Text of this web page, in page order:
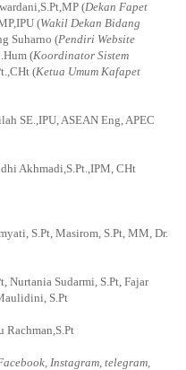
(Dekan Fapet
(Wakil Dekan Bidang
Suharno (Pendiri Website
(Koordinator Sistem
(Ketua Umum Kafapet
SE.,IPU, ASEAN Eng, APEC
Akhmadi,S.Pt.,IPM, CHt
S.Pt, Masirom, S.Pt, MM, Dr.
Nurtania Sudarmi, S.Pt, Fajar
S.Pt
Rachman,S.Pt
Instagram, telegram,